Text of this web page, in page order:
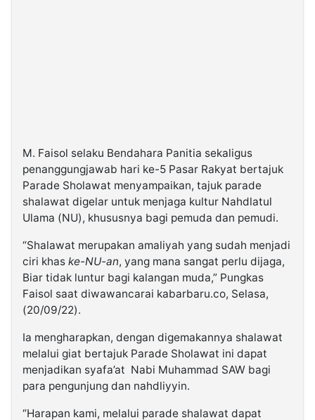
M. Faisol selaku Bendahara Panitia sekaligus
penanggungjawab hari ke-5 Pasar Rakyat bertajuk
Parade Sholawat menyampaikan, tajuk parade
shalawat digelar untuk menjaga kultur Nahdlatul
Ulama (NU), khususnya bagi pemuda dan pemudi.
“Shalawat merupakan amaliyah yang sudah menjadi
ciri khas ke-NU-an, yang mana sangat perlu dijaga,
Biar tidak luntur bagi kalangan muda,” Pungkas
Faisol saat diwawancarai kabarbaru.co, Selasa,
(20/09/22).
Ia mengharapkan, dengan digemakannya shalawat
melalui giat bertajuk Parade Sholawat ini dapat
menjadikan syafa’at Nabi Muhammad SAW bagi
para pengunjung dan nahdliyyin.
“Harapan kami, melalui parade shalawat dapat